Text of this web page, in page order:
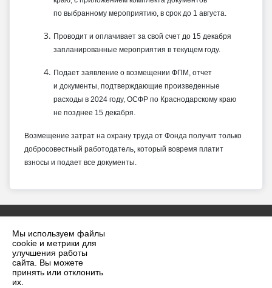
Мы используем файлы
cookie и метрики для
улучшения работы
сайта. Вы можете
принять или отклонить
их.
по выбранному мероприятию, в срок до 1 августа.
Проводит и оплачивает за свой счет до 15 декабря
запланированные мероприятия в текущем году.
Подает заявление о возмещении ФПМ, отчет
и документы, подтверждающие произведенные
расходы в 2024 году, ОСФР по Краснодарскому краю
не позднее 15 декабря.
Возмещение затрат на охрану труда от Фонда получит только
добросовестный работодатель, который вовремя платит
взносы и подает все документы.
2026 г. krilovskaya.ru
Вход